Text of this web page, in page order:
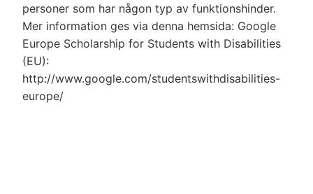
personer som har någon typ av funktionshinder.
Mer information ges via denna hemsida: Google
Europe Scholarship for Students with Disabilities
(EU):
http://www.google.com/studentswithdisabilities-
europe/